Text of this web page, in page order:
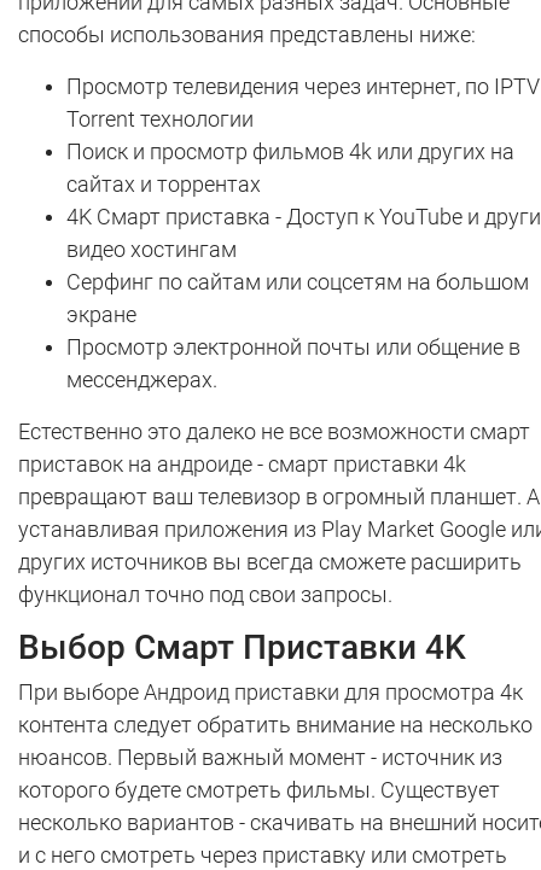
способы использования представлены ниже:
Просмотр телевидения через интернет, по
Torrent технологии
Поиск и просмотр фильмов 4k или других на
сайтах и торрентах
4K Смарт приставка - Доступ к YouTube и
видео хостингам
Серфинг по сайтам или соцсетям на большом
экране
Просмотр электронной почты или общение в
мессенджерах.
Естественно это далеко не все возможности смарт
приставок на андроиде - смарт приставки 4k
превращают ваш телевизор в огромный планшет. А
устанавливая приложения из Play Market Google
других источников вы всегда сможете расширить
функционал точно под свои запросы.
Выбор Смарт Приставки 4K
При выборе Андроид приставки для просмотра 4к
контента следует обратить внимание на несколько
нюансов. Первый важный момент - источник из
которого будете смотреть фильмы. Существует
несколько вариантов - скачивать на внешний
и с него смотреть через приставку или смотреть